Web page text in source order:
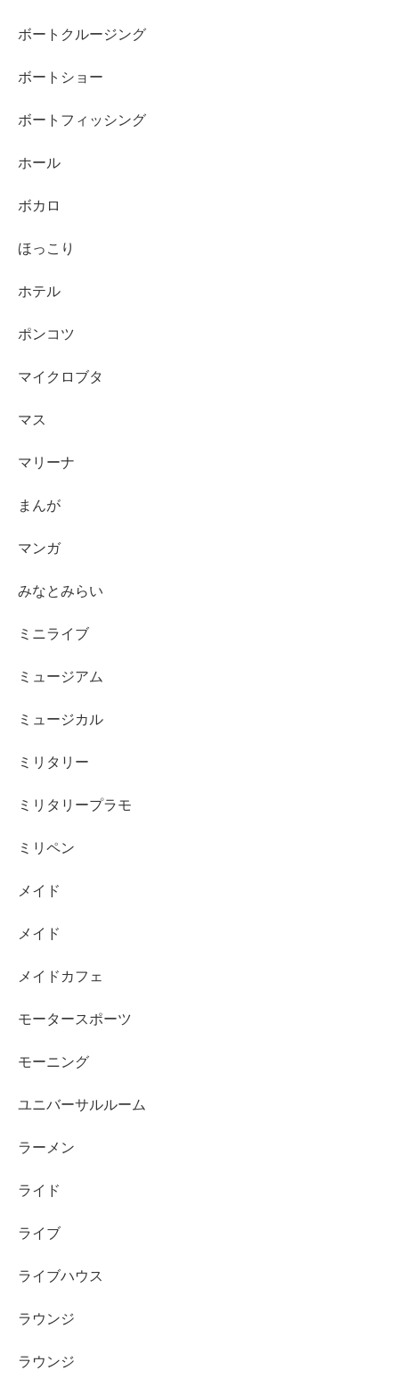
ボートクルージング
ボートショー
ボートフィッシング
ホール
ボカロ
ほっこり
ホテル
ポンコツ
マイクロブタ
マス
マリーナ
まんが
マンガ
みなとみらい
ミニライブ
ミュージアム
ミュージカル
ミリタリー
ミリタリープラモ
ミリペン
メイド
メイド
メイドカフェ
モータースポーツ
モーニング
ユニバーサルルーム
ラーメン
ライド
ライブ
ライブハウス
ラウンジ
ラウンジ